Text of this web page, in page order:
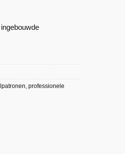
, professionele